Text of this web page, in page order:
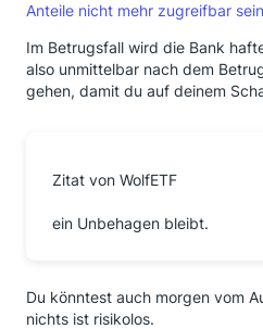
Anteile nicht mehr zugreifbar
Im Betrugsfall wird die Bank
also unmittelbar nach dem
gehen, damit du auf deinem
Zitat von WolfETF
ein Unbehagen bleibt.
Du könntest auch morgen vom
nichts ist risikolos.